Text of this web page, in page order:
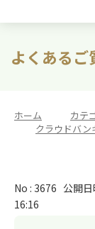
よくあるご
ホーム カテ
クラウドバン
No : 3676 公開
16:16